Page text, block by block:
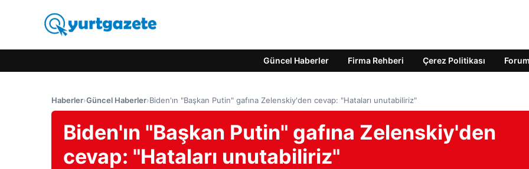
Güncel Haberler Firma Rehberi Çerez Politikası Forum
Haberler›Güncel Haberler›Biden'ın "Başkan Putin" gafına Zelenskiy'den cevap: "Hataları unutabiliriz"
Biden'ın "Başkan Putin" gafına Zelenskiy'den
cevap: "Hataları unutabiliriz"